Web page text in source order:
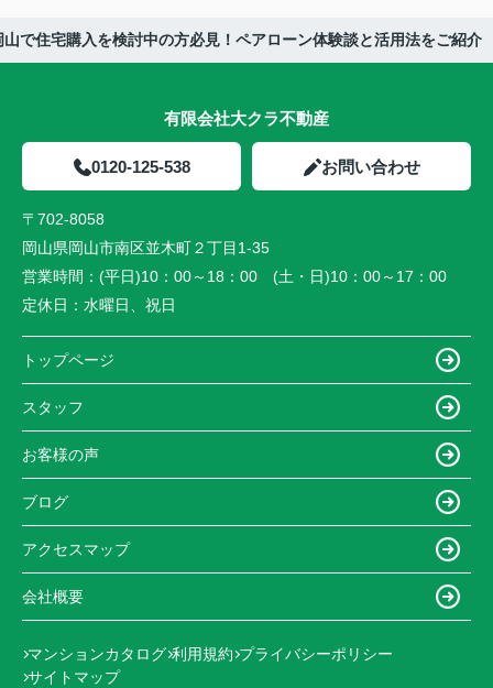
山で住宅購入を検討中の方必見！ペアローン体験談と活用法をご紹介
有限会社大クラ不動産
0120-125-538 お問い合わせ
〒702-8058
岡山県岡山市南区並木町２丁目1-35
営業時間： (平日)10：00～18：00 (土・日)10：00～17：00
定休日： 水曜日、祝日
トップページ
スタッフ
お客様の声
ブログ
アクセスマップ
会社概要
マンションカタログ 利用規約 プライバシーポリシー
サイトマップ